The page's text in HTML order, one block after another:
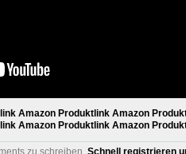
Amazon Produktlink Amazon
Amazon Produktlink Amazon
zu schreiben. Schnell registrieren